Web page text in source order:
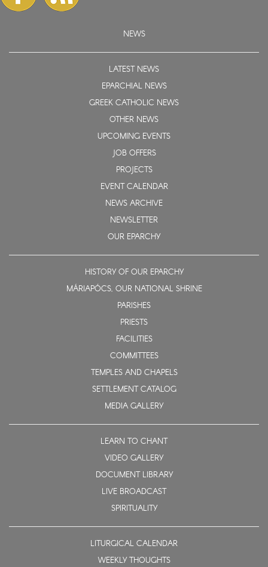
NEWS
LATEST NEWS
EPARCHIAL NEWS
GREEK CATHOLIC NEWS
OTHER NEWS
UPCOMING EVENTS
JOB OFFERS
PROJECTS
EVENT CALENDAR
NEWS ARCHIVE
NEWSLETTER
OUR EPARCHY
HISTORY OF OUR EPARCHY
MÁRIAPÓCS, OUR NATIONAL SHRINE
PARISHES
PRIESTS
FACILITIES
COMMITTEES
TEMPLES AND CHAPELS
SETTLEMENT CATALOG
MEDIA GALLERY
LEARN TO CHANT
VIDEO GALLERY
DOCUMENT LIBRARY
LIVE BROADCAST
SPIRITUALITY
LITURGICAL CALENDAR
WEEKLY THOUGHTS